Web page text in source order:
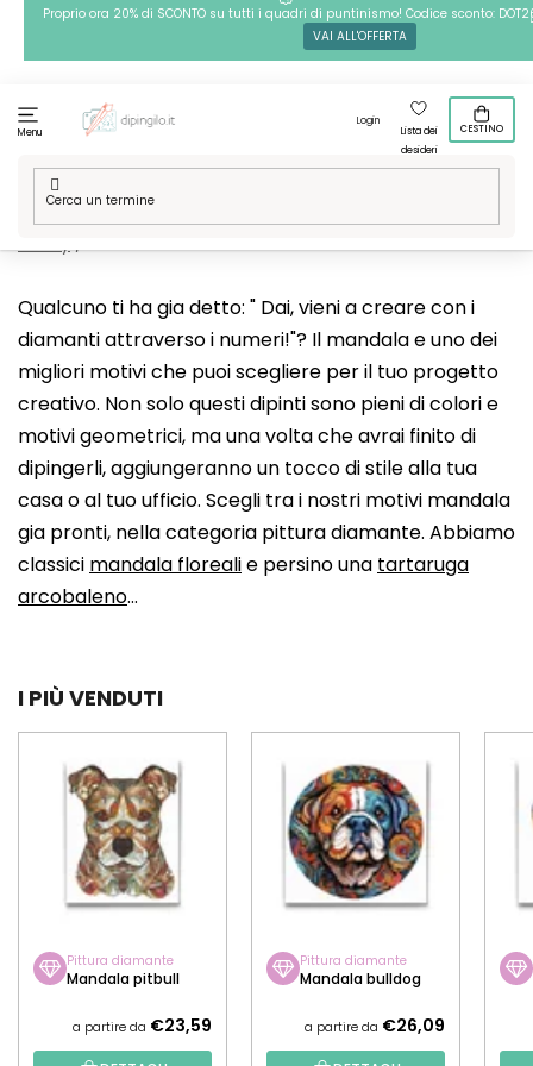
PassaProprio ora 20% di SCONTO su tutti i quadri di puntinismo! Codice sconto:
VAI ALL'OFFERTA
Menu
Login
Lista dei
desideri
CESTINO
Qualcuno ti ha gia detto: " Dai, vieni a creare con i
diamanti attraverso i numeri!"? Il mandala e uno dei
migliori motivi che puoi scegliere per il tuo progetto
creativo. Non solo questi dipinti sono pieni di colori e
motivi geometrici, ma una volta che avrai finito di
dipingerli, aggiungeranno un tocco di stile alla tua
casa o al tuo ufficio. Scegli tra i nostri motivi mandala
gia pronti, nella categoria pittura diamante. Abbiamo
classici mandala florealie persino una tartaruga
arcobaleno...
I PIÙ VENDUTI
Pittura diamante
Mandala pitbull
a partire da €23,59
Pittura diamante
Mandala bulldog
a partire da €26,09